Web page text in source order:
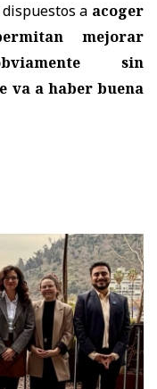
a acoger
mejorar
sin
va a haber buena